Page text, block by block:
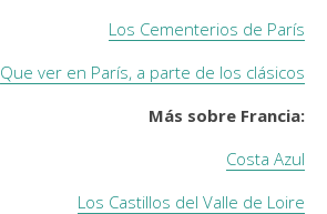
Los Cementerios de París
Que ver en París, a parte de los clásicos
Más sobre Francia:
Costa Azul
Los Castillos del Valle de Loire